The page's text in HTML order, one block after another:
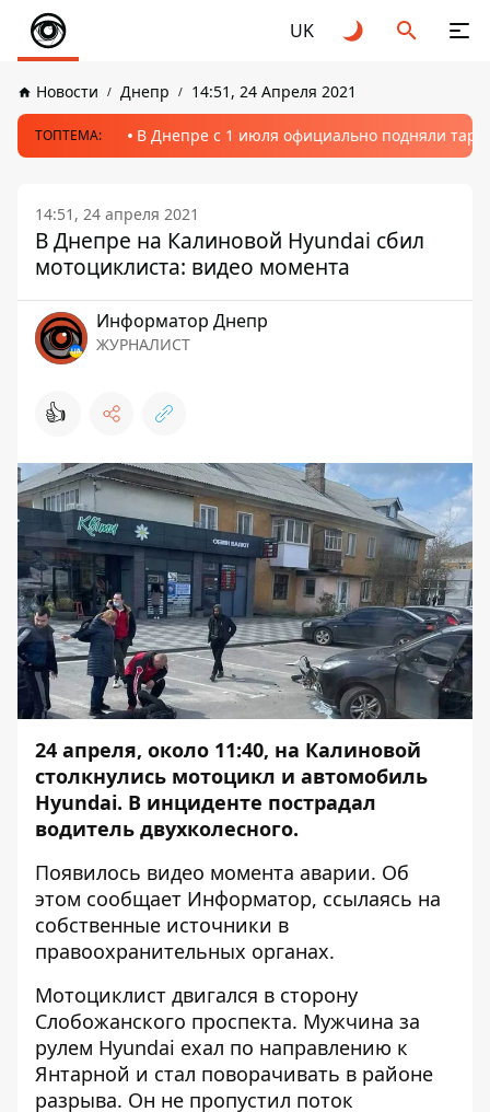
UK
Новости Днепр 14:51, 24 Апреля 2021
ТОПТЕМА: В Днепре с 1 июля официально подняли
14:51, 24 апреля 2021
В Днепре на Калиновой Hyundai сбил
мотоциклиста: видео момента
Информатор Днепр
ЖУРНАЛИСТ
👍
24 апреля, около 11:40, на Калиновой
столкнулись мотоцикл и автомобиль
Hyundai. В инциденте пострадал
водитель двухколесного.
Появилось видео момента аварии. Об
этом сообщает Информатор, ссылаясь на
собственные источники в
правоохранительных органах.
Мотоциклист двигался в сторону
Слобожанского проспекта. Мужчина за
рулем Hyundai ехал по направлению к
Янтарной и стал поворачивать в районе
разрыва. Он не пропустил поток